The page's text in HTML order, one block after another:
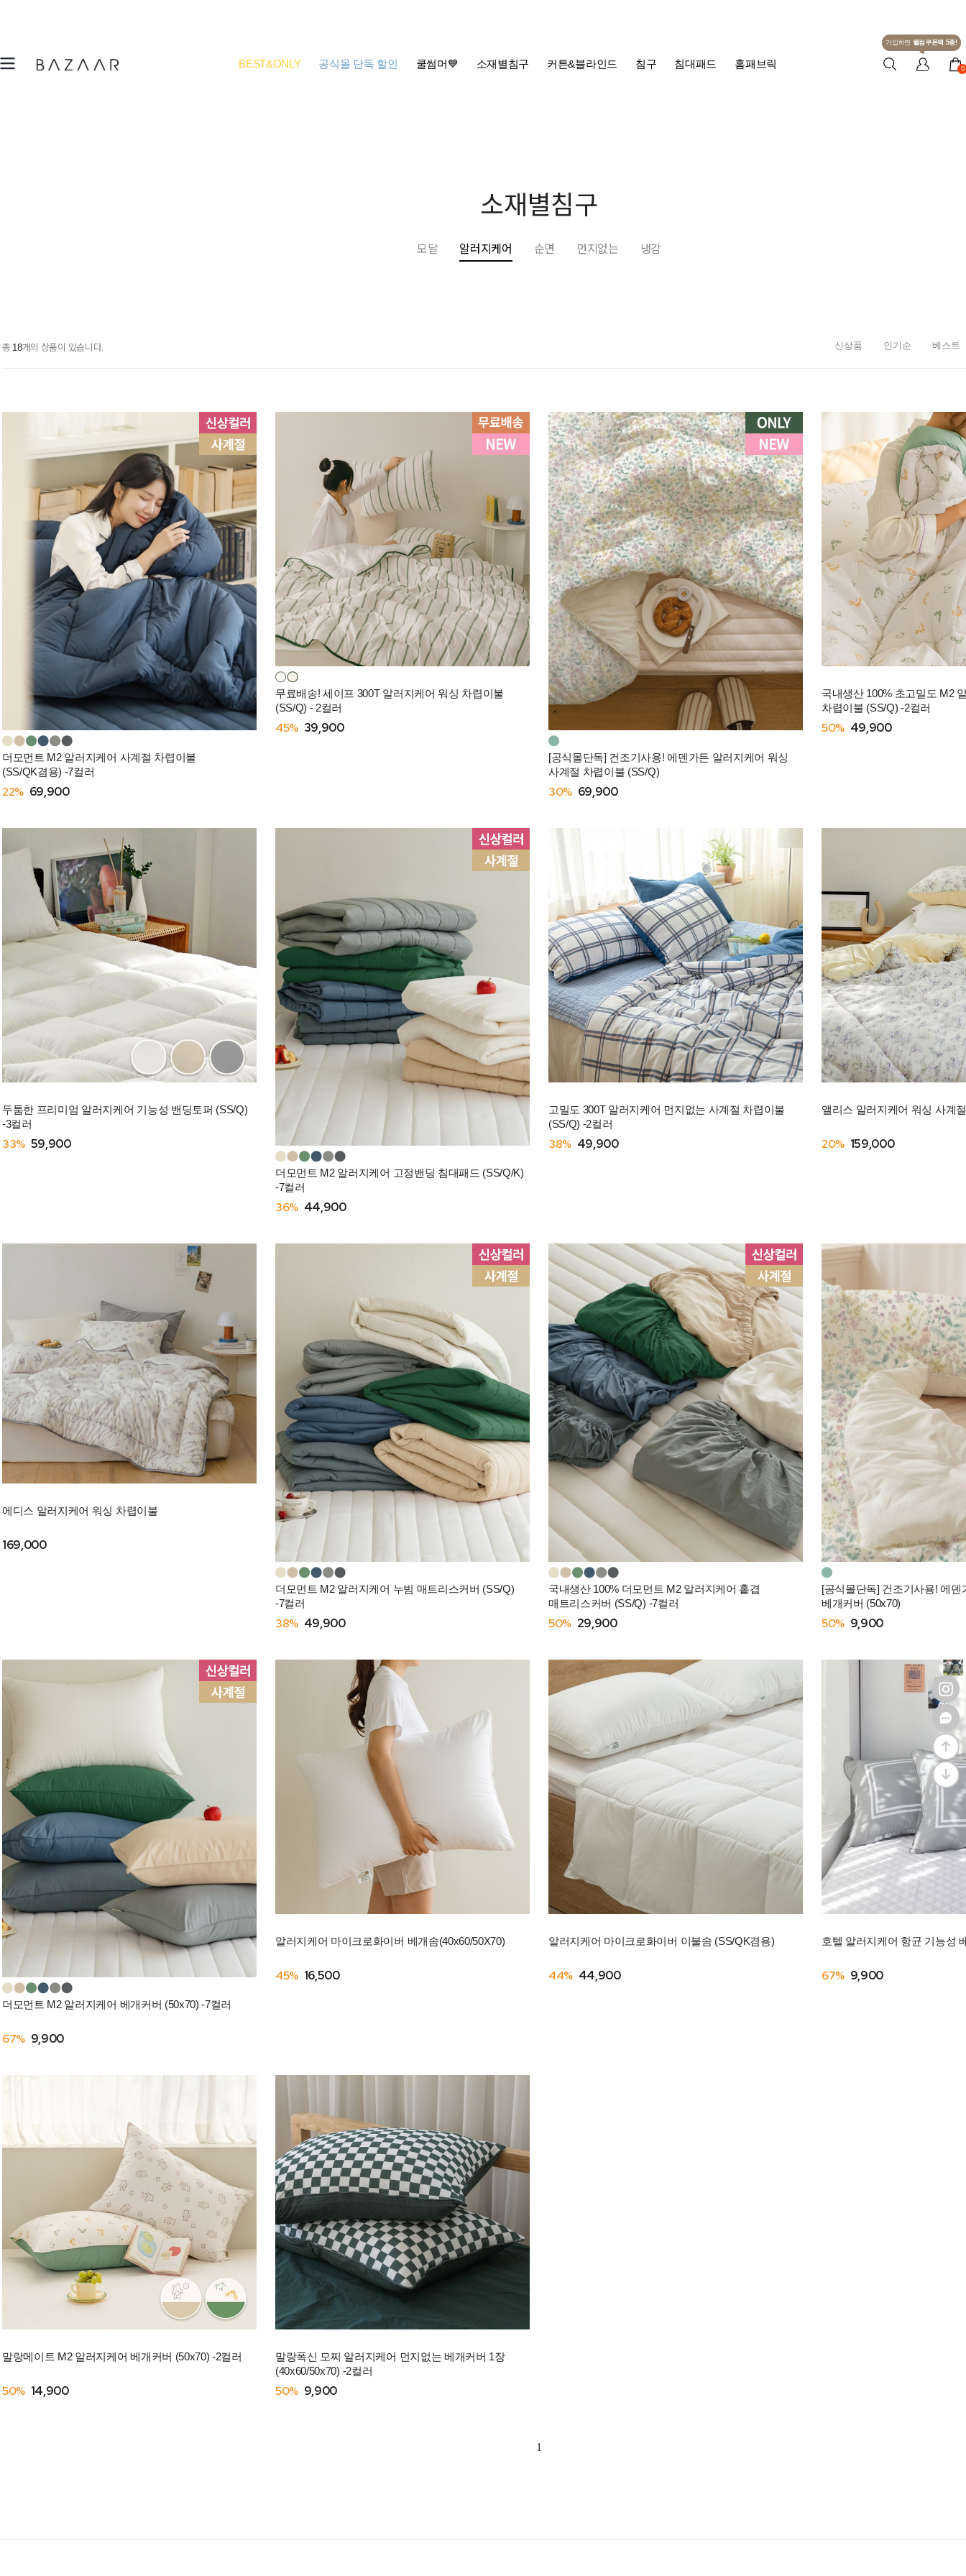
BEST&ONLY 공식몰 단독 할인 쿨썸머💙 소재별침구 커튼&블라인드 침구 침대패드 홈패브릭
가입하면 웰컴쿠폰팩 5종!
0
소재별침구
모달 알러지케어 순면 먼지없는 냉감
총 18개의 상품이 있습니다. 신상품 인기순 베스트
더모먼트 M2 알러지케어 사계절 차렵이불
(SS/QK겸용) -7컬러
22% 69,900
무료배송! 세이프 300T 알러지케어 워싱 차렵이불
(SS/Q) - 2컬러
45% 39,900
[공식몰단독] 건조기사용! 에덴가든 알러지케어 워싱
사계절 차렵이불 (SS/Q)
30% 69,900
국내생산 100% 초고밀도 M2
차렵이불 (SS/Q) -2컬러
50% 49,900
두툼한 프리미엄 알러지케어 기능성 밴딩토퍼 (SS/Q)
-3컬러
33% 59,900
더모먼트 M2 알러지케어 고정밴딩 침대패드 (SS/Q/K)
-7컬러
36% 44,900
고밀도 300T 알러지케어 먼지없는 사계절 차렵이불
(SS/Q) -2컬러
38% 49,900
앨리스 알러지케어 워싱 사계
20% 159,000
에디스 알러지케어 워싱 차렵이불
169,000
더모먼트 M2 알러지케어 누빔 매트리스커버 (SS/Q)
-7컬러
38% 49,900
국내생산 100% 더모먼트 M2 알러지케어 홑겹
매트리스커버 (SS/Q) -7컬러
50% 29,900
[공식몰단독] 건조기사용! 에
베개커버 (50x70)
50% 9,900
더모먼트 M2 알러지케어 베개커버 (50x70) -7컬러
67% 9,900
알러지케어 마이크로화이버 베개솜(40x60/50X70)
45% 16,500
알러지케어 마이크로화이버 이불솜 (SS/QK겸용)
44% 44,900
호텔 알러지케어 항균 기능성
67% 9,900
말랑메이트 M2 알러지케어 베개커버 (50x70) -2컬러
50% 14,900
말랑폭신 모찌 알러지케어 먼지없는 베개커버 1장
(40x60/50x70) -2컬러
50% 9,900
1